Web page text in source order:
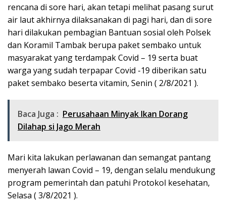
rencana di sore hari, akan tetapi melihat pasang surut
air laut akhirnya dilaksanakan di pagi hari, dan di sore
hari dilakukan pembagian Bantuan sosial oleh Polsek
dan Koramil Tambak berupa paket sembako untuk
masyarakat yang terdampak Covid – 19 serta buat
warga yang sudah terpapar Covid -19 diberikan satu
paket sembako beserta vitamin, Senin ( 2/8/2021 ).
Baca Juga : Perusahaan Minyak Ikan Dorang
Dilahap si Jago Merah
Mari kita lakukan perlawanan dan semangat pantang
menyerah lawan Covid – 19, dengan selalu mendukung
program pemerintah dan patuhi Protokol kesehatan,
Selasa ( 3/8/2021 ).